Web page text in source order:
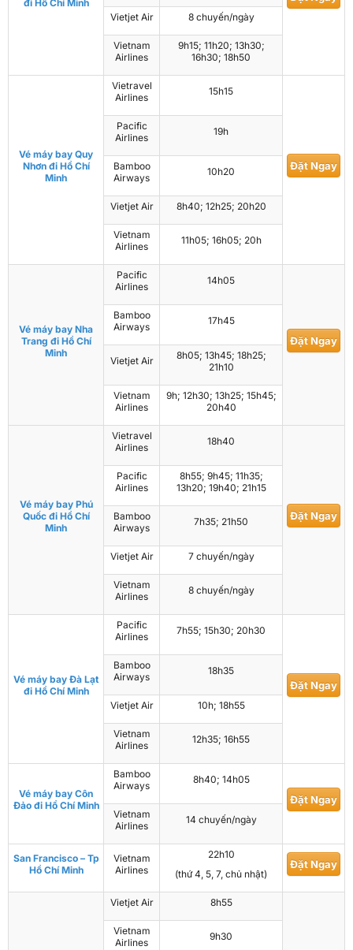
đi Hồ Chí Minh
Vietjet Air 8 chuyến/ngày
Vietnam
Airlines
9h15; 11h20; 13h30;
16h30; 18h50
Vé máy bay Quy
Nhơn đi Hồ Chí
Minh
Vietravel
Airlines
15h15
Đặt Ngay
Pacific
Airlines
19h
Bamboo
Airways
10h20
Vietjet Air 8h40; 12h25; 20h20
Vietnam
Airlines
11h05; 16h05; 20h
Vé máy bay Nha
Trang đi Hồ Chí
Minh
Pacific
Airlines
14h05
Đặt Ngay
Bamboo
Airways
17h45
Vietjet Air
8h05; 13h45; 18h25;
21h10
Vietnam
Airlines
9h; 12h30; 13h25; 15h45;
20h40
Vé máy bay Phú
Quốc đi Hồ Chí
Minh
Vietravel
Airlines
18h40
Đặt Ngay
Pacific
Airlines
8h55; 9h45; 11h35;
13h20; 19h40; 21h15
Bamboo
Airways
7h35; 21h50
Vietjet Air 7 chuyến/ngày
Vietnam
Airlines
8 chuyến/ngày
Vé máy bay Đà Lạt
đi Hồ Chí Minh
Pacific
Airlines
7h55; 15h30; 20h30
Đặt Ngay
Bamboo
Airways
18h35
Vietjet Air 10h; 18h55
Vietnam
Airlines
12h35; 16h55
Vé máy bay Côn
Đảo đi Hồ Chí Minh
Bamboo
Airways
8h40; 14h05
Đặt Ngay
Vietnam
Airlines
14 chuyến/ngày
San Francisco – Tp
Hồ Chí Minh
Vietnam
Airlines
22h10
(thứ 4, 5, 7, chủ nhật)
Đặt Ngay
Vietjet Air 8h55
Vietnam
Airlines
9h30